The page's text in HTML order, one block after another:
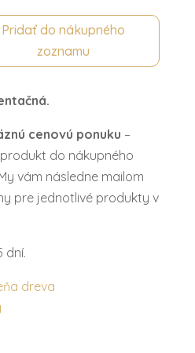
Pridať do nákupného
zoznamu
cenovú ponuku –
do nákupného
vám následne mailom
pre jednotlivé produkty v
dní.
dreva